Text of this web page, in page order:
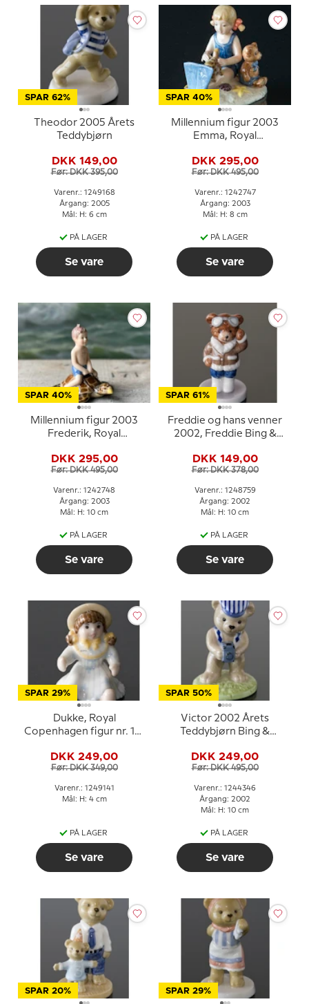
SPAR 62%
Theodor 2005 Årets
Teddybjørn
DKK 149,00
Før: DKK 395,00
Varenr.: 1249168
Årgang: 2005
Mål: H: 6 cm
PÅ LAGER
Se vare
SPAR 40%
Millennium figur 2003
Emma, Royal
DKK 295,00
Før: DKK 495,00
Varenr.: 1242747
Årgang: 2003
Mål: H: 8 cm
PÅ LAGER
Se vare
SPAR 40%
Millennium figur 2003
Frederik, Royal
DKK 295,00
Før: DKK 495,00
Varenr.: 1242748
Årgang: 2003
Mål: H: 10 cm
PÅ LAGER
Se vare
SPAR 61%
Freddie og hans venner
2002, Freddie Bing &
DKK 149,00
Før: DKK 378,00
Varenr.: 1248759
Årgang: 2002
Mål: H: 10 cm
PÅ LAGER
Se vare
SPAR 29%
Dukke, Royal
Copenhagen figur nr. 141
DKK 249,00
Før: DKK 349,00
Varenr.: 1249141
Mål: H: 4 cm
PÅ LAGER
Se vare
SPAR 50%
Victor 2002 Årets
Teddybjørn Bing &
DKK 249,00
Før: DKK 495,00
Varenr.: 1244346
Årgang: 2002
Mål: H: 10 cm
PÅ LAGER
Se vare
SPAR 20% SPAR 29%